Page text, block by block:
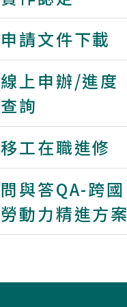
申請文件下載
線上申辦/進度
查詢
移工在職進修
問與答QA-跨國
勞動力精進方案